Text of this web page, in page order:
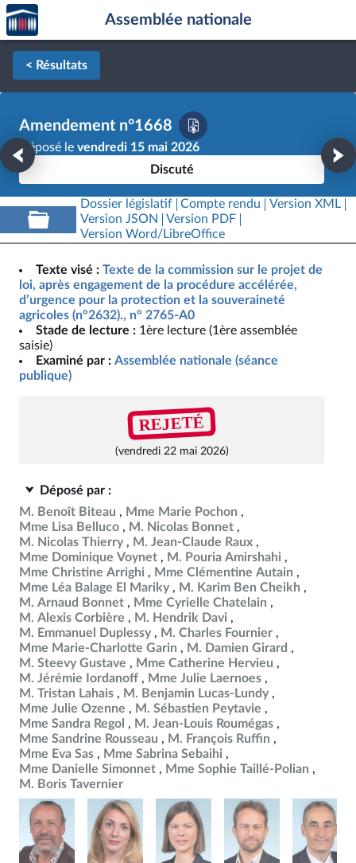
Aller au contenu
Aller en bas de la page
Accèder
à la
page
d'accueil
Assemblée nationale
< Résultats
Amendement n°1668
Déposé le vendredi 15 mai 2026
Discuté
Dossier législatif Compte rendu
Version XML
Version JSON
Version PDF
Version Word/LibreOffice
Texte visé : Texte de la commission sur le projet de
loi, après engagement de la procédure accélérée,
d’urgence pour la protection et la souveraineté
agricoles (n°2632)., n° 2765-A0
Stade de lecture : 1ère lecture (1ère assemblée
saisie)
Examiné par : Assemblée nationale (séance
publique)
REJETÉ
(vendredi 22 mai 2026)
Déposé par :
M. Benoît Biteau
Mme Marie Pochon
Mme Lisa Belluco
M. Nicolas Bonnet
M. Nicolas Thierry
M. Jean-Claude Raux
Mme Dominique Voynet
M. Pouria Amirshahi
Mme Christine Arrighi
Mme Clémentine Autain
Mme Léa Balage El Mariky
M. Karim Ben Cheikh
M. Arnaud Bonnet
Mme Cyrielle Chatelain
M. Alexis Corbière
M. Hendrik Davi
M. Emmanuel Duplessy
M. Charles Fournier
Mme Marie-Charlotte Garin
M. Damien Girard
M. Steevy Gustave
Mme Catherine Hervieu
M. Jérémie Iordanoff
Mme Julie Laernoes
M. Tristan Lahais
M. Benjamin Lucas-Lundy
Mme Julie Ozenne
M. Sébastien Peytavie
Mme Sandra Regol
M. Jean-Louis Roumégas
Mme Sandrine Rousseau
M. François Ruffin
Mme Eva Sas
Mme Sabrina Sebaihi
Mme Danielle Simonnet
Mme Sophie Taillé-Polian
M. Boris Tavernier